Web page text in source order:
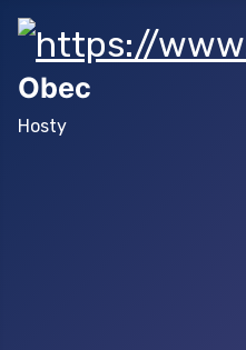
Obec
Hosty